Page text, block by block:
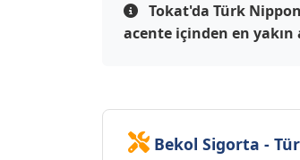
Tokat'da Türk
acente içinden en
Bekol Sigorta -